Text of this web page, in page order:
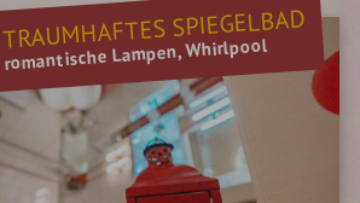
TRAUMHAFTES SPIEGELBAD
romantische Lampen, Whirlpool